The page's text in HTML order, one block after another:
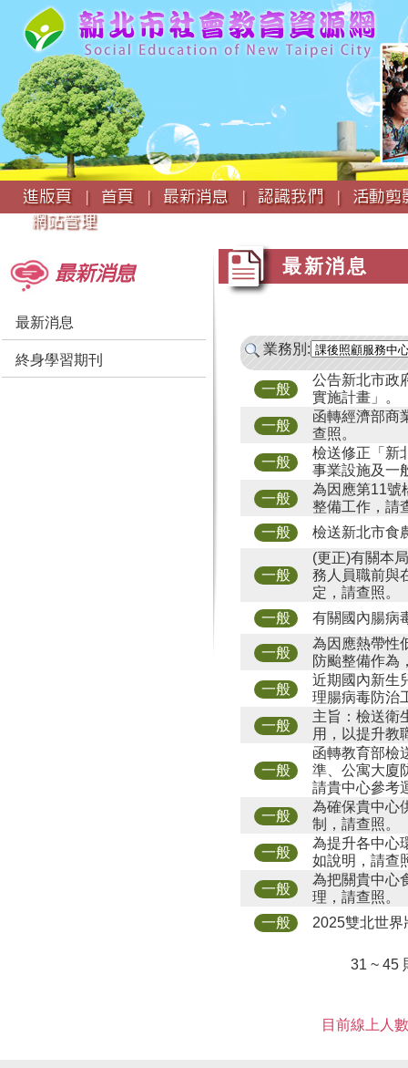
:::
進版頁 |
首頁 | 最新消息 | 認識我們 |
活動
網站管理
最新消息
最新消息
終身學習期刊
最新消息
業務別:
一般
公告新北市政
實施計畫」。
一般
函轉經濟部商
查照。
一般
檢送修正「新
事業設施及一
一般
為因應第11號
整備工作，請
一般
檢送新北市食
一般
(更正)有關本
務人員職前與
定，請查照。
一般
有關國內腸病
一般
為因應熱帶性
防颱整備作為
一般
近期國內新生
理腸病毒防治
一般
主旨：檢送衛
用，以提升教
一般
函轉教育部檢
準、公寓大廈
請貴中心參考
一般
為確保貴中心
制，請查照。
一般
為提升各中心
如說明，請查
一般
為把關貴中心
理，請查照。
一般
2025雙北世界
31 ~ 45
目前線上人